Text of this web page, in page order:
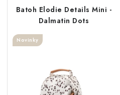
Batoh Elodie Details Mini -
Dalmatin Dots
Novinky